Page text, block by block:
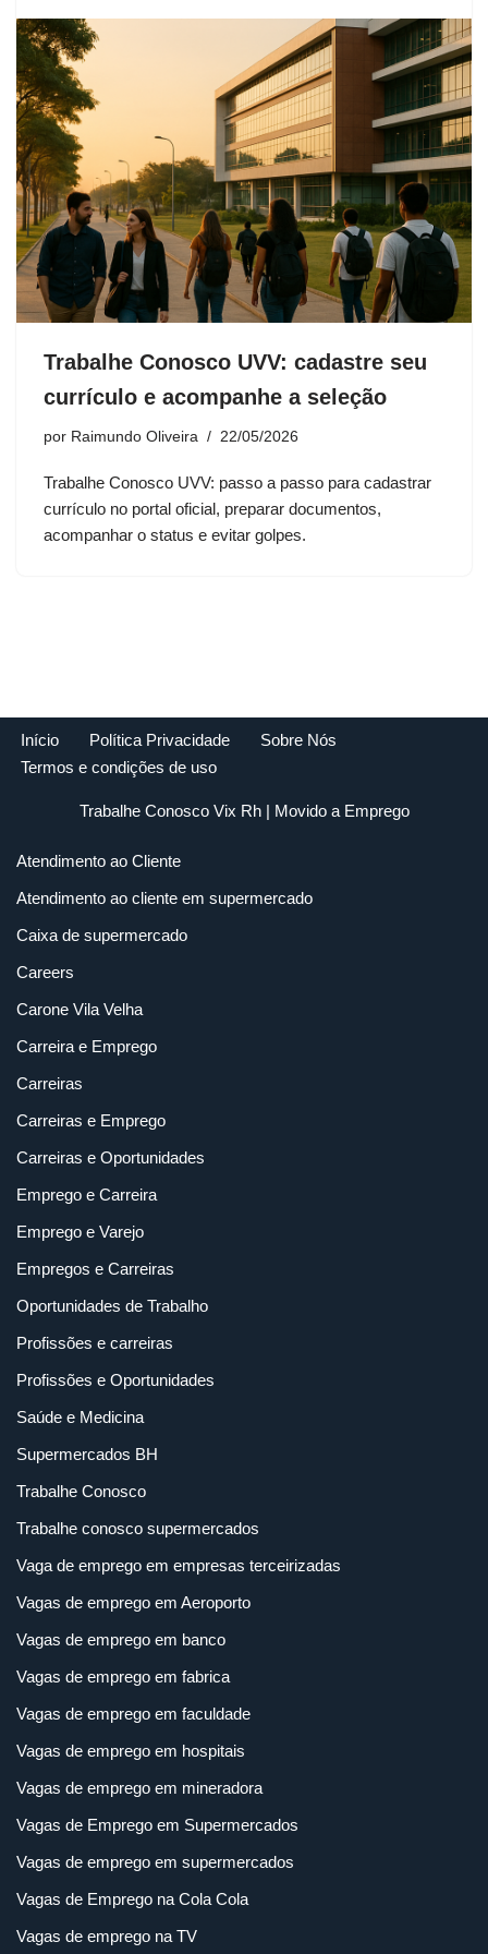
Trabalhe Conosco UVV: cadastre seu
currículo e acompanhe a seleção
por Raimundo Oliveira 22/05/2026
Trabalhe Conosco UVV: passo a passo para cadastrar
currículo no portal oficial, preparar documentos,
acompanhar o status e evitar golpes.
Início Política Privacidade
Sobre Nós
Termos e condições de uso
Trabalhe Conosco Vix Rh| Movido a Emprego
Atendimento ao Cliente
Atendimento ao cliente em supermercado
Caixa de supermercado
Careers
Carone Vila Velha
Carreira e Emprego
Carreiras
Carreiras e Emprego
Carreiras e Oportunidades
Emprego e Carreira
Emprego e Varejo
Empregos e Carreiras
Oportunidades de Trabalho
Profissões e carreiras
Profissões e Oportunidades
Saúde e Medicina
Supermercados BH
Trabalhe Conosco
Trabalhe conosco supermercados
Vaga de emprego em empresas terceirizadas
Vagas de emprego em Aeroporto
Vagas de emprego em banco
Vagas de emprego em fabrica
Vagas de emprego em faculdade
Vagas de emprego em hospitais
Vagas de emprego em mineradora
Vagas de Emprego em Supermercados
Vagas de emprego em supermercados
Vagas de Emprego na Cola Cola
Vagas de emprego na TV